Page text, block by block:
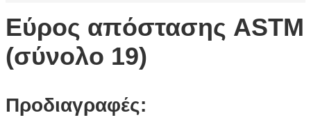
Εύρος απόστασης ASTM
(σύνολο 19)
Προδιαγραφές: